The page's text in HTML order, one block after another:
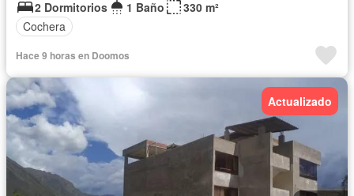
2 Dormitorios
1 Baño
330 m²
Cochera
Hace 9 horas en Doomos
Actualizado